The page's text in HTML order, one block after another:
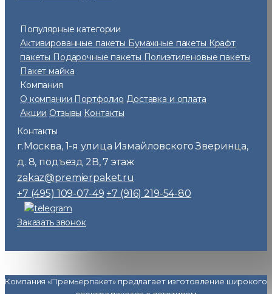
Популярные категории
Активированные пакеты Бумажные пакеты Крафт
пакеты Подарочные пакеты Полиэтиленовые пакеты
Пакет майка
Компания
О компании Портфолио Доставка и оплата
Акции Отзывы Контакты
Контакты
г.Москва, 1-я улица Измайловского Зверинца,
д. 8, подъезд 2В, 7 этаж
zakaz@premierpaket.ru
+7 (495) 109-07-49 +7 (916) 219-54-80
Заказать звонок
Компания «Премьерпакет» предлагает изготовление широкого